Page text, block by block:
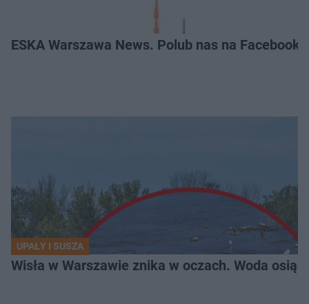
ESKA Warszawa News. Polub nas na
UPAŁY I SUSZA
Wisła w Warszawie znika w oczach. Woda